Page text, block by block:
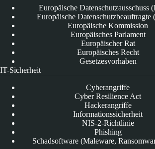
Europäische Datenschutzausschuss
Europäische Datenschutzbeauftragte
Europäische Kommission
Europäisches Parlament
Europäischer Rat
Europäisches Recht
Gesetzesvorhaben
IT-Sicherheit
Cyberangriffe
Cyber Resilience Act
Hackerangriffe
Informationssicherheit
NIS-2-Richtlinie
Phishing
Schadsoftware (Maleware,